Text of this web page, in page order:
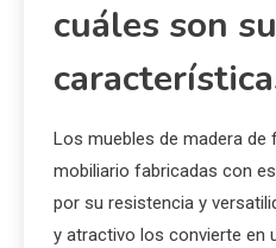
cuáles son
Los muebles de madera de
mobiliario fabricadas con
por su resistencia y
y atractivo los convierte en